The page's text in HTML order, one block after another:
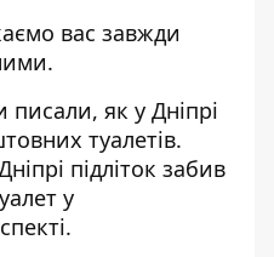
вас завжди
писали, як у Дніпрі
туалетів.
підліток забив
у
.